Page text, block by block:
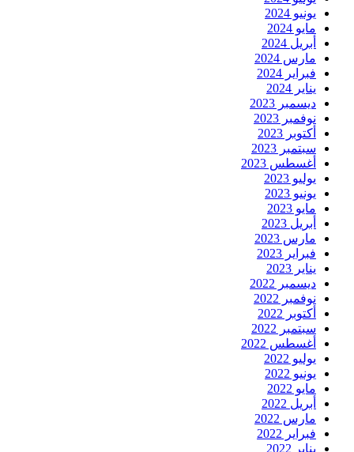
يونيو 2024
مايو 2024
أبريل 2024
مارس 2024
فبراير 2024
يناير 2024
ديسمبر 2023
نوفمبر 2023
أكتوبر 2023
سبتمبر 2023
أغسطس 2023
يوليو 2023
يونيو 2023
مايو 2023
أبريل 2023
مارس 2023
فبراير 2023
يناير 2023
ديسمبر 2022
نوفمبر 2022
أكتوبر 2022
سبتمبر 2022
أغسطس 2022
يوليو 2022
يونيو 2022
مايو 2022
أبريل 2022
مارس 2022
فبراير 2022
يناير 2022